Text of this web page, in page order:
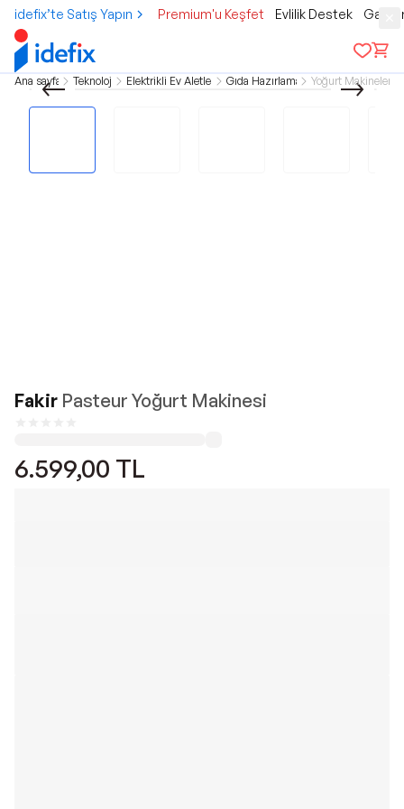
idefix’te Satış Yapın Premium'u Keşfet Evlilik Destek
Ana sayfa Teknoloji Elektrikli Ev Aletleri Gıda Hazırlama Yoğurt Makineleri
Fakir Pasteur Yoğurt Makinesi
6.599,00 TL